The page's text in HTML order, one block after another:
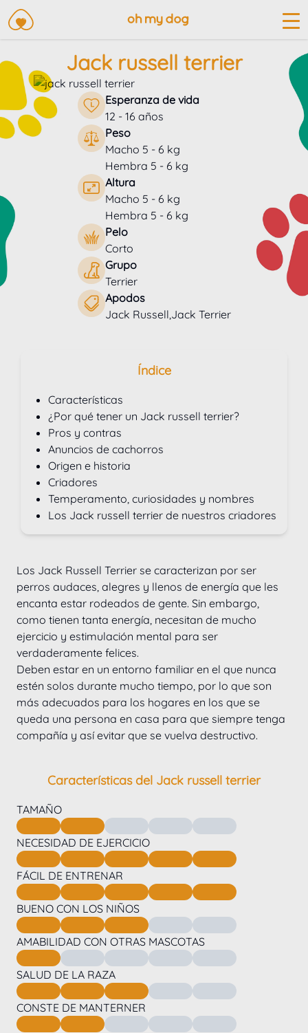
Jack russell terrier
Esperanza de vida
12 - 16 años
Peso
Macho 5 - 6 kg
Hembra 5 - 6 kg
Altura
Macho 5 - 6 kg
Hembra 5 - 6 kg
Pelo
Corto
Grupo
Terrier
Apodos
Jack Russell,Jack Terrier
Índice
Características
¿Por qué tener un Jack russell terrier?
Pros y contras
Anuncios de cachorros
Origen e historia
Criadores
Temperamento, curiosidades y nombres
Los Jack russell terrier de nuestros criadores
Los Jack Russell Terrier se caracterizan por ser
perros audaces, alegres y llenos de energía que les
encanta estar rodeados de gente. Sin embargo,
como tienen tanta energía, necesitan de mucho
ejercicio y estimulación mental para ser
verdaderamente felices.
Deben estar en un entorno familiar en el que nunca
estén solos durante mucho tiempo, por lo que son
más adecuados para los hogares en los que se
queda una persona en casa para que siempre tenga
compañía y así evitar que se vuelva destructivo.
Características del Jack russell terrier
TAMAÑO
NECESIDAD DE EJERCICIO
FÁCIL DE ENTRENAR
BUENO CON LOS NIÑOS
AMABILIDAD CON OTRAS MASCOTAS
SALUD DE LA RAZA
CONSTE DE MANTERNER